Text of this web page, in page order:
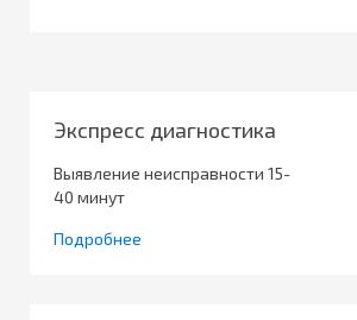
Экспресс диагностика
Выявление неисправности 15-
40 минут
Подробнее